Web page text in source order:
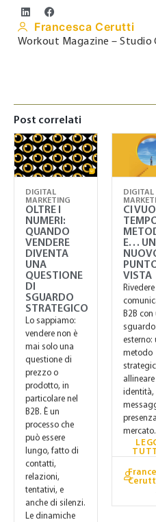
Francesca Cerutti
Workout Magazine – Studio
Post correlati
DIGITAL
MARKETING
OLTRE I
NUMERI:
QUANDO
VENDERE
DIVENTA
UNA
QUESTIONE
DI
SGUARDO
STRATEGICO
Lo sappiamo:
vendere non è
mai solo una
questione di
prezzo o
prodotto, in
particolare nel
B2B. È un
processo che
può essere
lungo, fatto di
contatti,
relazioni,
tentativi, e
anche di silenzi.
Le dinamiche
DIGITAL
CI
E… UN
VISTA
B2B con
sguardo
esterno:
metodo
allineare
identità,
mercato.